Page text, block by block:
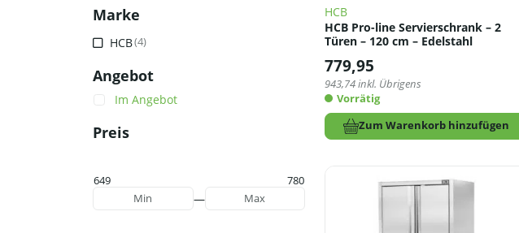
Marke
HCB(4)
Angebot
Im Angebot
Preis
—
649 780
HCB
HCB Pro-line Servierschrank – 2
Türen – 120 cm – Edelstahl
779,95
943,74inkl. Übrigens
Vorrätig
Zum Warenkorb hinzufügen